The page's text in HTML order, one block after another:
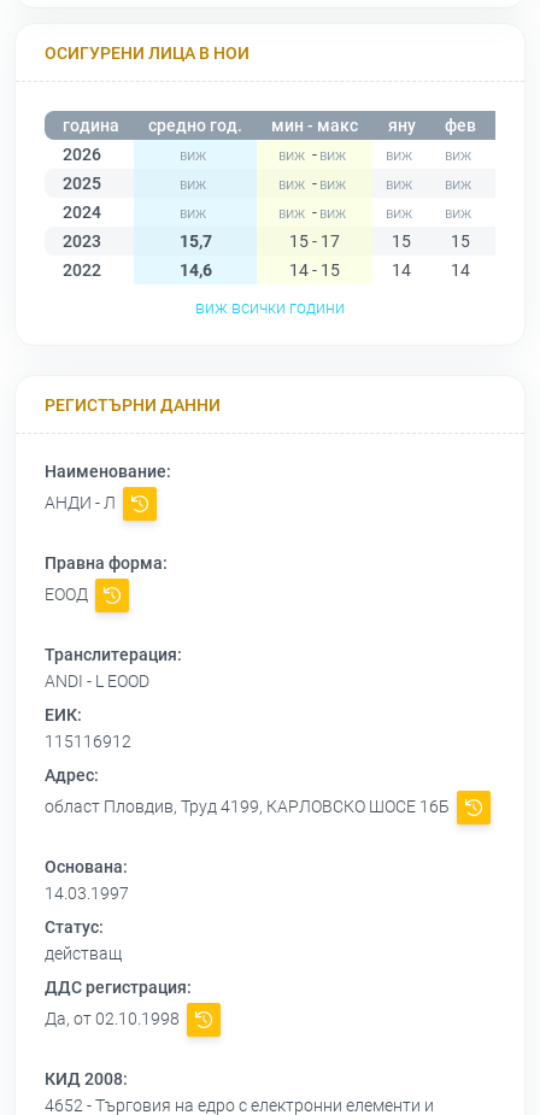
ОСИГУРЕНИ ЛИЦА В НОИ
година средно год. мин - макс яну фев
2026
-
2025
-
2024
-
2023
15,7 15 - 17 15 15
2022
14,6 14 - 15 14 14
виж всички години
РЕГИСТЪРНИ ДАННИ
Наименование:
АНДИ - Л
Правна форма:
ЕООД
Транслитерация:
ANDI - L EOOD
ЕИК:
115116912
Адрес:
област Пловдив, Труд 4199, КАРЛОВСКО ШОСЕ 16Б
Основана:
14.03.1997
Статус:
действащ
ДДС регистрация:
Да, от 02.10.1998
КИД 2008:
4652 - Търговия на едро с електронни елементи и